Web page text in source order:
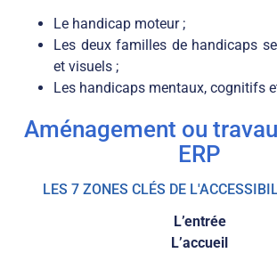
Le handicap moteur ;
Les deux familles de handicaps
et visuels ;
Les handicaps mentaux, cognitifs
Aménagement ou travaux dans un
ERP
LES 7 ZONES CLÉS DE
L’entrée
L’accueil